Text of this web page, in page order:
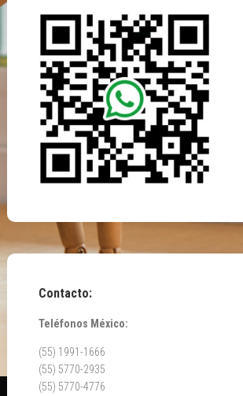
Contacto:
Teléfonos México:
(55) 1991-1666
(55) 5770-2935
(55) 5770-4776